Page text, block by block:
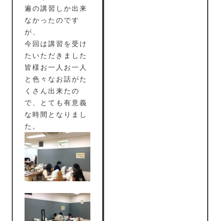
遍の講習しか出来
なかったのです
が、
今回は講習を受け
たいただきました
皆様お一人お一人
と色々なお話がた
くさん出来たの
で、とても有意義
な時間となりまし
た。